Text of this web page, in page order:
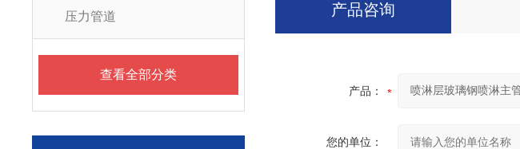
压力管道
查看全部分类
产品咨询
产品：
您的单位：